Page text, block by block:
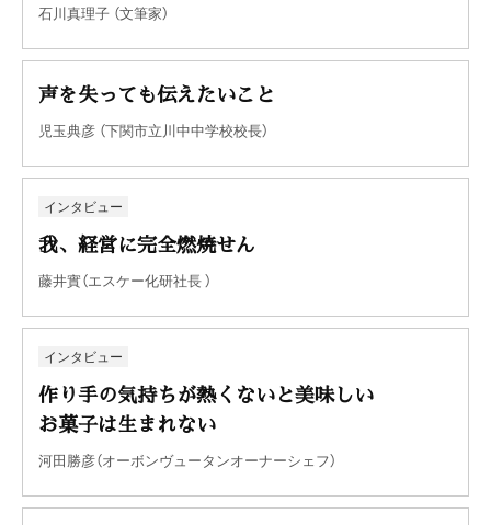
石川真理子 （文筆家）
声を失っても伝えたいこと
児玉典彦 （下関市立川中中学校校長）
インタビュー
我、経営に完全燃焼せん
藤井實（エスケー化研社長 ）
インタビュー
作り手の気持ちが熱くないと美味しい
お菓子は生まれない
河田勝彦（オーボンヴュータンオーナーシェフ）